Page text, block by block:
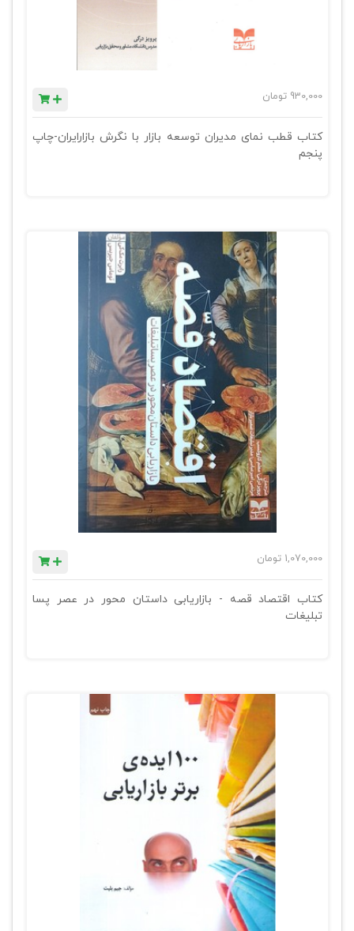
930,000 تومان
کتاب قطب نمای مدیران توسعه بازار با نگرش بازارایران-چاپ
پنجم
1,070,000 تومان
کتاب اقتصاد قصه - بازاریابی داستان محور در عصر پسا
تبلیغات